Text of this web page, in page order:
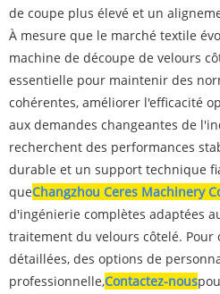
de coupe plus élevé et un
À mesure que le marché textile
machine de découpe de velours
essentielle pour maintenir des
cohérentes, améliorer l'efficacité
aux demandes changeantes de
recherchent des performances
durable et un support technique
queChangzhou Ceres Machinery
d'ingénierie complètes adaptées
traitement du velours côtelé. Pour
détaillées, des options de
professionnelle,Contactez-nous